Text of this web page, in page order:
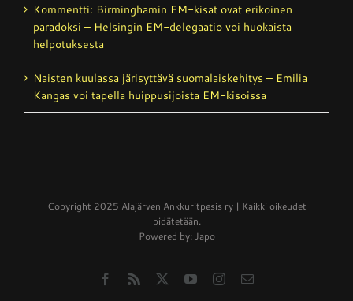
Kommentti: Birminghamin EM-kisat ovat erikoinen
paradoksi – Helsingin EM-delegaatio voi huokaista
helpotuksesta
Naisten kuulassa järisyttävä suomalais­kehitys – Emilia
Kangas voi tapella huippusijoista EM-kisoissa
Copyright 2025 Alajärven Ankkuritpesis ry | Kaikki oikeudet
pidätetään.
Powered by: Japo
Facebook
Rss YouTubeInstagram
Email